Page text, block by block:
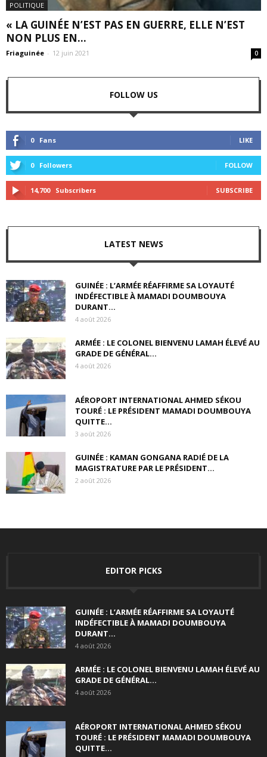
POLITIQUE
« LA GUINÉE N’EST PAS EN GUERRE, ELLE N’EST
NON PLUS EN...
Friaguinée - 12 juin 2021 0
FOLLOW US
0 Fans LIKE
0 Followers FOLLOW
14,700 Subscribers SUBSCRIBE
LATEST NEWS
GUINÉE : L’ARMÉE RÉAFFIRME SA LOYAUTÉ
INDÉFECTIBLE À MAMADI DOUMBOUYA
DURANT...
4 août 2026
ARMÉE : LE COLONEL BIENVENU LAMAH ÉLEVÉ AU
GRADE DE GÉNÉRAL...
4 août 2026
AÉROPORT INTERNATIONAL AHMED SÉKOU
TOURÉ : LE PRÉSIDENT MAMADI DOUMBOUYA
QUITTE...
3 août 2026
GUINÉE : KAMAN GONGANA RADIÉ DE LA
MAGISTRATURE PAR LE PRÉSIDENT...
2 août 2026
EDITOR PICKS
GUINÉE : L’ARMÉE RÉAFFIRME SA LOYAUTÉ
INDÉFECTIBLE À MAMADI DOUMBOUYA
DURANT...
4 août 2026
ARMÉE : LE COLONEL BIENVENU LAMAH ÉLEVÉ AU
GRADE DE GÉNÉRAL...
4 août 2026
AÉROPORT INTERNATIONAL AHMED SÉKOU
TOURÉ : LE PRÉSIDENT MAMADI DOUMBOUYA
QUITTE...